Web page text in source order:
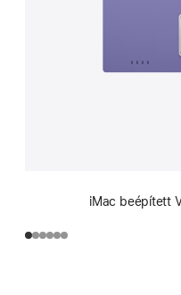
iMac beépített